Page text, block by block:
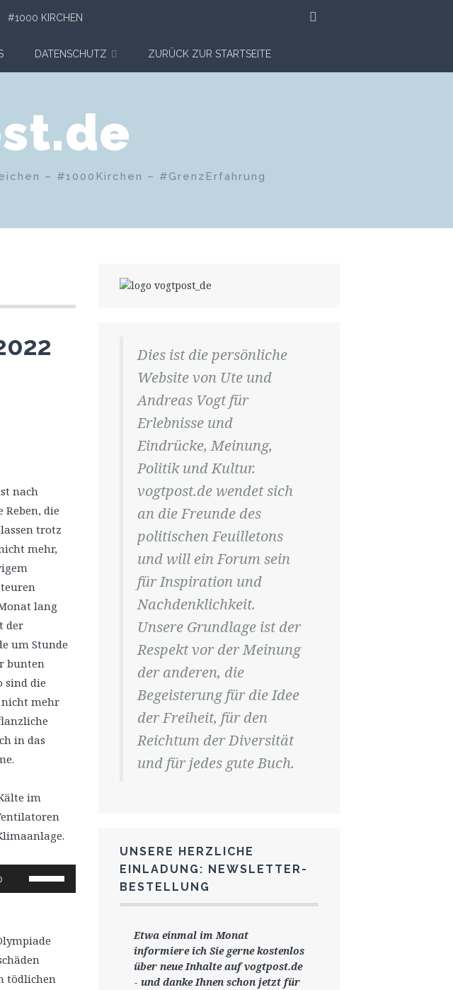
#1000 KIRCHEN
DATENSCHUTZ ZURÜCK ZUR STARTSEITE
– #1000Kirchen – #GrenzErfahrung
nach
die
trotz
mehr,
lang
der
um Stunde
bunten
sind die
nicht mehr
in das
im
Pfeiltasten
Hoch/Runter
tödlichen
Dies ist die persönliche
Website von Ute und
Andreas Vogt für
Erlebnisse und
Eindrücke, Meinung,
Politik und Kultur.
vogtpost.de wendet sich
an die Freunde des
politischen Feuilletons
und will ein Forum sein
für Inspiration und
Nachdenklichkeit.
Unsere Grundlage ist der
Respekt vor der Meinung
der anderen, die
Begeisterung für die Idee
der Freiheit, für den
Reichtum der Diversität
und für jedes gute Buch.
UNSERE HERZLICHE
EINLADUNG: NEWSLETTER-
BESTELLUNG
Etwa einmal im Monat
informiere ich Sie gernekostenlos
über neue Inhalte auf vogtpost.de
- und danke Ihnen schon jetzt für